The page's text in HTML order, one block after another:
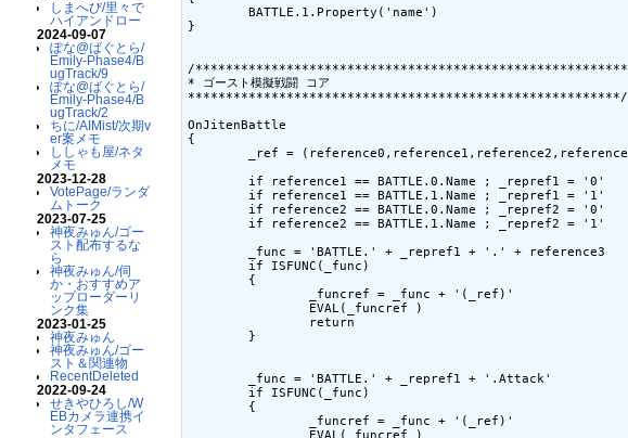
しまへび/里々で
ハイアンドロー
2024-09-07
ぽな@ばぐとら/
Emily-Phase4/B
ugTrack/9
ぽな@ばぐとら/
Emily-Phase4/B
ugTrack/2
ちに/AIMist/次期v
er案メモ
ししゃも屋/ネタ
メモ
2023-12-28
VotePage/ランダ
ムトーク
2023-07-25
神夜みゅん/ゴー
スト配布するな
ら
神夜みゅん/伺
か・おすすめア
ップローダーリ
ンク集
2023-01-25
神夜みゅん
神夜みゅん/ゴー
スト＆関連物
RecentDeleted
2022-09-24
せきやひろし/W
EBカメラ連携イ
ンタフェース
	BATTLE.1.Property('name')
}
/*********************************************************
* ゴースト模擬戦闘 コア
*********************************************************/
OnJitenBattle
{